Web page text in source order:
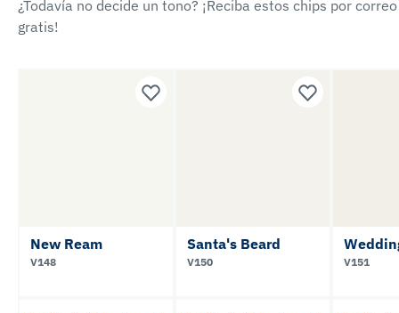
¿Todavía no decide un tono? ¡Reciba estos chips por correo
gratis!
New Ream
V148
Santa's Beard
V150 V151